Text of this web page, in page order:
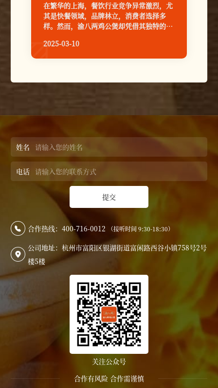
在繁华的上海，餐饮行业竞争异常激烈，尤
其是快餐领域，品牌林立，消费者选择多
样。然而，渝八两鸡公煲却凭借其独特的经
出，成为众多消费者和创业者的青睐对象。
那么，上海渝八两鸡公煲店是如何在激烈的
2025-03-10

姓名
电话
提交
 合作热线：400-716-0012 （接听时间 9:30-18:30）

公司地址：杭州市富阳区银湖街道富闲路西谷小镇758号2号
楼5楼
关注公众号
合作有风险 合作需谨慎